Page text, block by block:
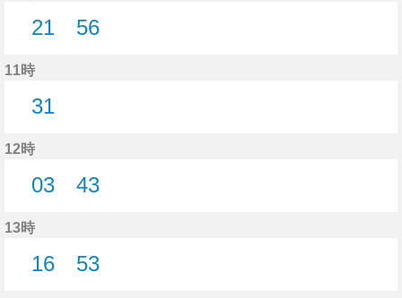
21
56
11時
31
12時
03
43
13時
16
53